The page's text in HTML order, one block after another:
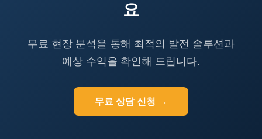
요
무료 현장 분석을 통해 최적의 발전 솔루션과
예상 수익을 확인해 드립니다.
무료 상담 신청 →